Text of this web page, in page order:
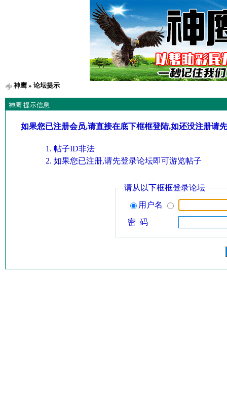
神鹰» 论坛提示
神鹰 提示信息
如果您已注册会员,请直接在底下框框登陆,如还没注册请
帖子ID非法
如果您已注册,请先登录论坛即可游览帖子
请从以下框框登录论坛
用户名
密 码